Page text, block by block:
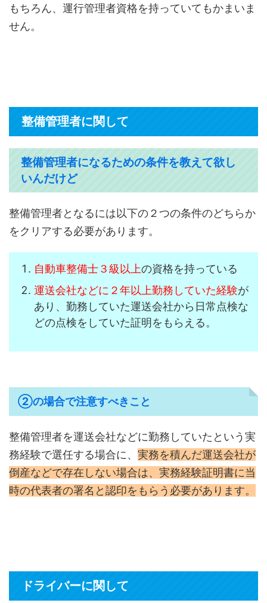
もちろん、運行管理者資格を持っていてもかまいま
せん。
整備管理者に関して
整備管理者になるための条件を教えて欲し
いんだけど
整備管理者となるには以下の２つの条件のどちらか
をクリアする必要があります。
自動車整備士３級以上の資格を持っている
運送会社などに２年以上勤務していた経験が
あり、勤務していた運送会社から日常点検な
どの点検をしていた証明をもらえる。
②の場合で注意すべきこと
整備管理者を運送会社などに勤務していたという実
務経験で選任する場合に、 実務を積んだ運送会社が
倒産などで存在しない場合は、実務経験証明書に当
時の代表者の署名と認印をもらう必要があります。
ドライバーに関して